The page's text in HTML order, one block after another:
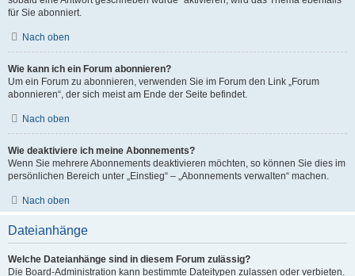
für Sie abonniert.
Nach oben
Wie kann ich ein Forum abonnieren?
Um ein Forum zu abonnieren, verwenden Sie im Forum den Link „Forum
abonnieren“, der sich meist am Ende der Seite befindet.
Nach oben
Wie deaktiviere ich meine Abonnements?
Wenn Sie mehrere Abonnements deaktivieren möchten, so können Sie dies im
persönlichen Bereich unter „Einstieg“ – „Abonnements verwalten“ machen.
Nach oben
Dateianhänge
Welche Dateianhänge sind in diesem Forum zulässig?
Die Board-Administration kann bestimmte Dateitypen zulassen oder verbieten.